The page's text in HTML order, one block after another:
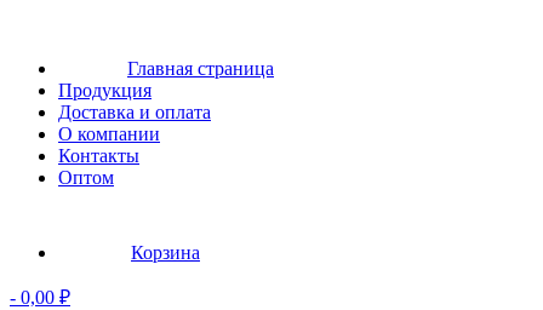
Главная страница
Продукция
Доставка и оплата
О компании
Контакты
Оптом
Корзина
- 0,00 ₽